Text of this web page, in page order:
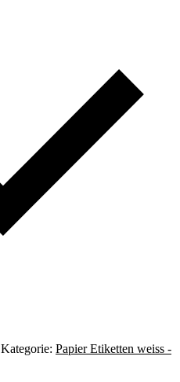
Kategorie: Papier Etiketten weiss -